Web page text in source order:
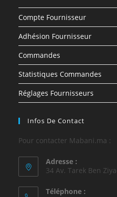
Compte Fournisseur
Adhésion Fournisseur
Commandes
Statistiques Commandes
Réglages Fournisseurs
Infos De Contact
Pour contacter Mabani.ma :
Adresse :
34 Av. Tarek Ben
Téléphone :